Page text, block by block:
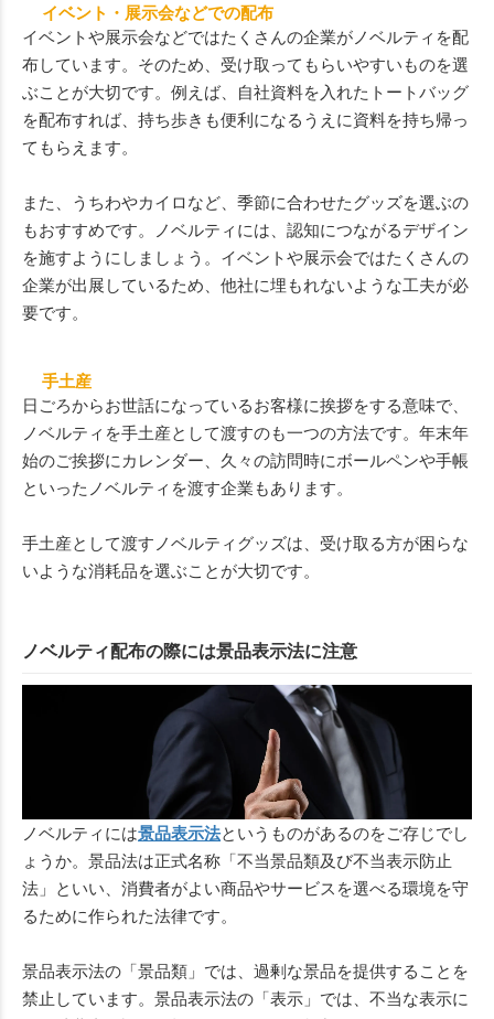
イベント・展示会などでの配布
イベントや展示会などではたくさんの企業がノベルティを配
布しています。そのため、受け取ってもらいやすいものを選
ぶことが大切です。例えば、自社資料を入れたトートバッグ
を配布すれば、持ち歩きも便利になるうえに資料を持ち帰っ
てもらえます。
また、うちわやカイロなど、季節に合わせたグッズを選ぶの
もおすすめです。ノベルティには、認知につながるデザイン
を施すようにしましょう。イベントや展示会ではたくさんの
企業が出展しているため、他社に埋もれないような工夫が必
要です。
手土産
日ごろからお世話になっているお客様に挨拶をする意味で、
ノベルティを手土産として渡すのも一つの方法です。年末年
始のご挨拶にカレンダー、久々の訪問時にボールペンや手帳
といったノベルティを渡す企業もあります。
手土産として渡すノベルティグッズは、受け取る方が困らな
いような消耗品を選ぶことが大切です。
ノベルティ配布の際には景品表示法に注意
ノベルティには景品表示法というものがあるのをご存じでし
ょうか。景品法は正式名称「不当景品類及び不当表示防止
法」といい、消費者がよい商品やサービスを選べる環境を守
るために作られた法律です。
景品表示法の「景品類」では、過剰な景品を提供することを
禁止しています。景品表示法の「表示」では、不当な表示に